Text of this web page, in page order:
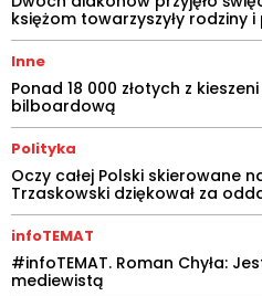
księżom towarzyszyły rodziny
Inne
Ponad 18 000 złotych z
bilboardową
Polityka
Oczy całej Polski skierowane
Trzaskowski dziękował za
infoTEMAT
#infoTEMAT. Roman Chyła:
mediewistą